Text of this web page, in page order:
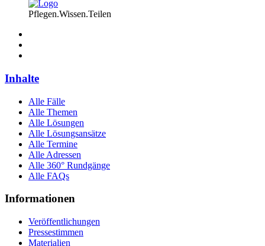
Pflegen.Wissen.Teilen
Inhalte
Alle Fälle
Alle Themen
Alle Lösungen
Alle Lösungsansätze
Alle Termine
Alle Adressen
Alle 360° Rundgänge
Alle FAQs
Informationen
Veröffentlichungen
Pressestimmen
Materialien